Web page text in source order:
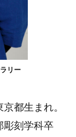
リー
都生まれ。
彫刻学科卒